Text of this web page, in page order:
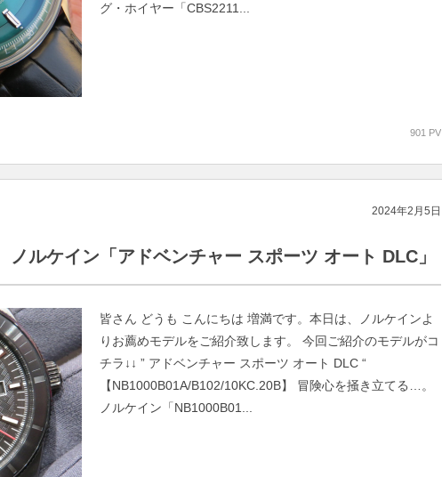
グ・ホイヤー「CBS2211...
901 PV
2024年2月5日
ルケイン「アドベンチャー スポーツ オート DLC」
皆さん どうも こんにちは 増満です。本日は、ノルケインよ
りお薦めモデルをご紹介致します。 今回ご紹介のモデルがコ
チラ↓↓ ” アドベンチャー スポーツ オート DLC “
【NB1000B01A/B102/10KC.20B】 冒険心を掻き立てる…。
ノルケイン「NB1000B01...